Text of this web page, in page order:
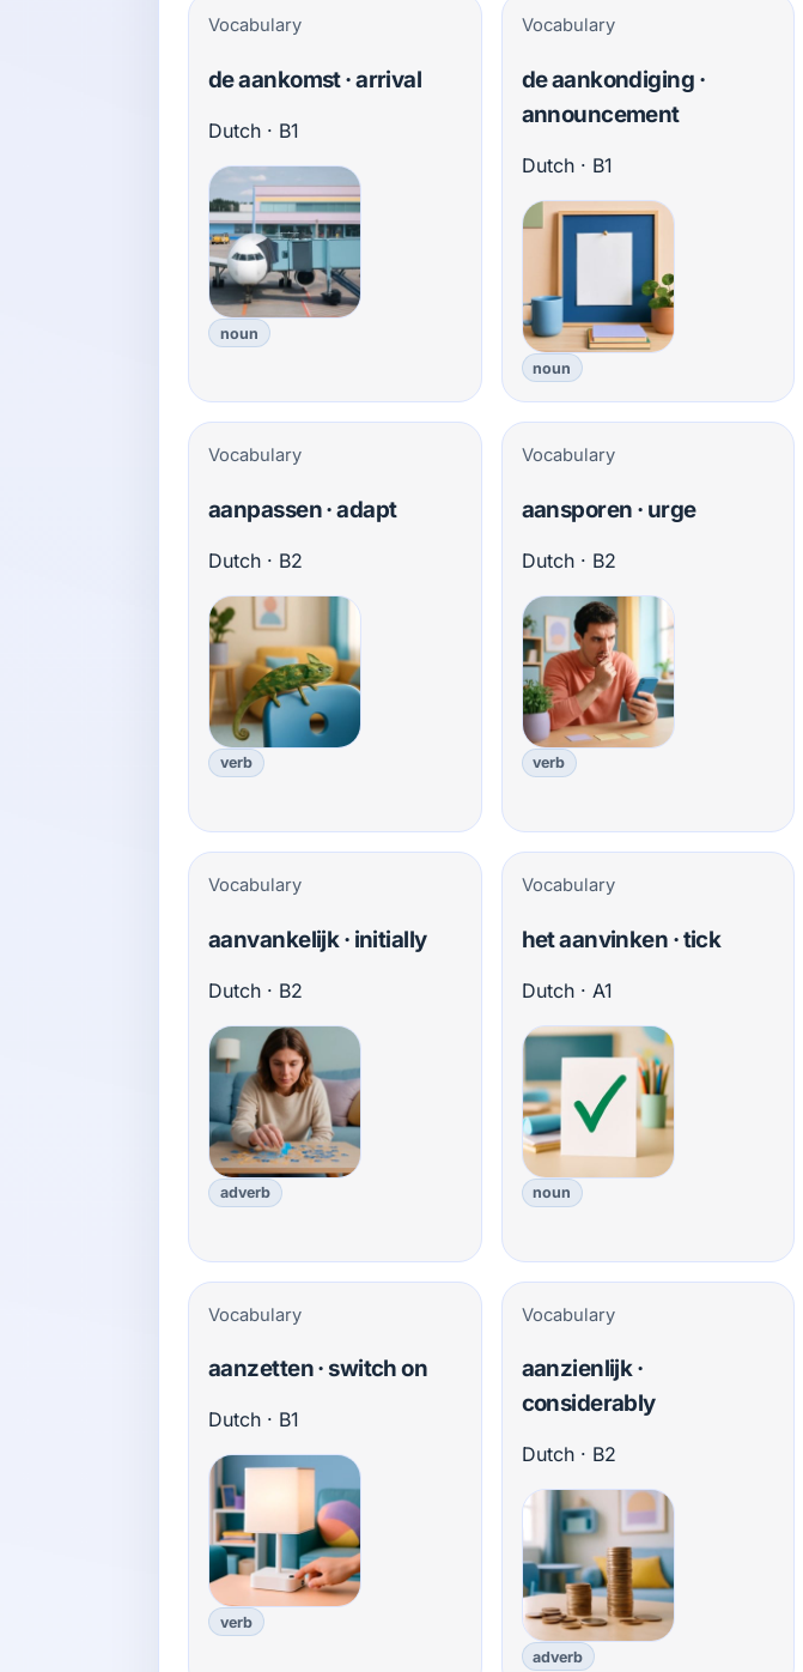
Vocabulary
de aankomst · arrival
Dutch · B1
noun
Vocabulary
de aankondiging ·
announcement
Dutch · B1
noun
Vocabulary
aanpassen · adapt
Dutch · B2
verb
Vocabulary
aansporen · urge
Dutch · B2
verb
Vocabulary
aanvankelijk · initially
Dutch · B2
adverb
Vocabulary
het aanvinken · tick
Dutch · A1
noun
Vocabulary
aanzetten · switch on
Dutch · B1
verb
Vocabulary
aanzienlijk ·
considerably
Dutch · B2
adverb